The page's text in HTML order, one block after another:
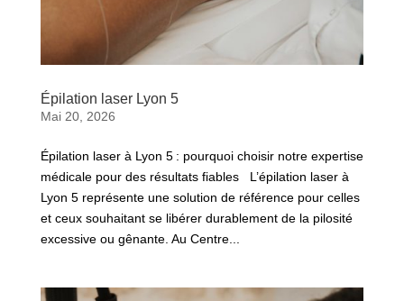
Épilation laser Lyon 5
Mai 20, 2026
Épilation laser à Lyon 5 : pourquoi choisir notre expertise
médicale pour des résultats fiables L’épilation laser à
Lyon 5 représente une solution de référence pour celles
et ceux souhaitant se libérer durablement de la pilosité
excessive ou gênante. Au Centre...